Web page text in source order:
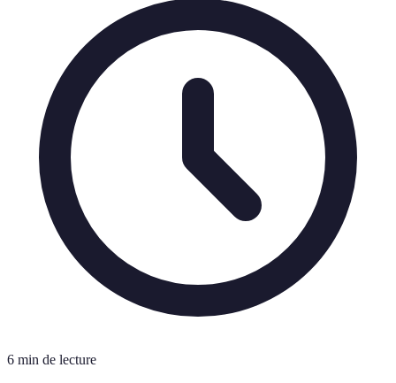
6 min de lecture